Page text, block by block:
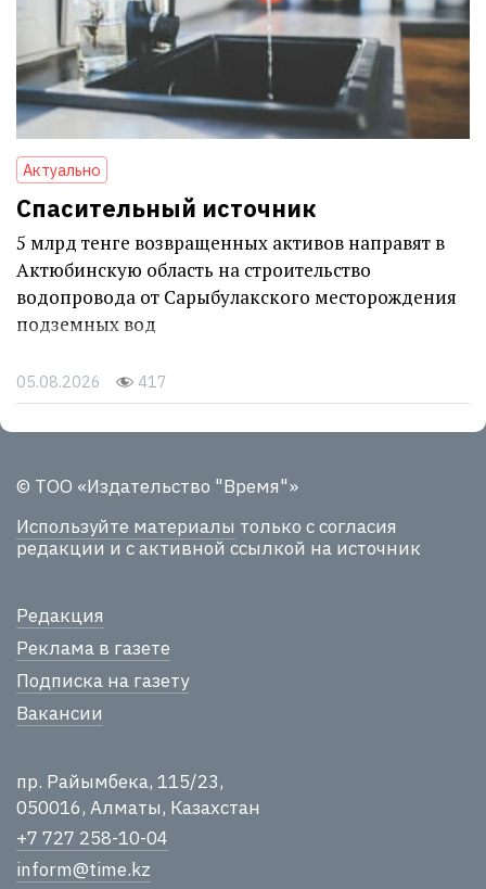
Актуально
Спасительный источник
5 млрд тенге возвращенных активов направят в
Актюбинскую область на строительство
водопровода от Сарыбулакского месторождения
подземных вод
05.08.2026 417
© ТОО «Издательство "Время"»
Используйте материалы только с согласия
редакции и с активной ссылкой на источник
Редакция
Реклама в газете
Подписка на газету
Вакансии
пр. Райымбека, 115/23,
050016, Алматы, Казахстан
+7 727 258-10-04
inform@time.kz